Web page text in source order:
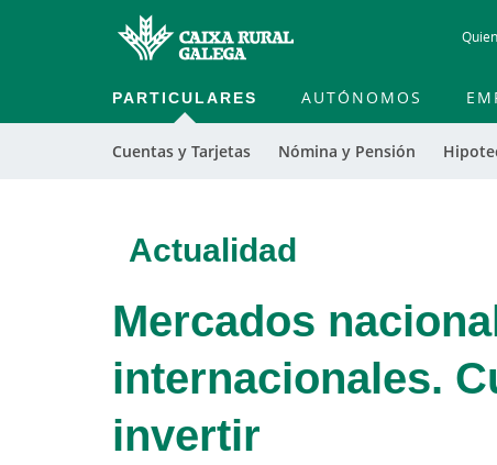
PARTICULARES
Cuentas y Tarjetas Nómina y Pensión
AUTÓNOMOS
Actualidad
Mercados
internacionales.
invertir